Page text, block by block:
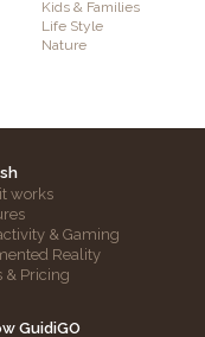
Kids & Families
Life Style
Nature
works
& Gaming
Reality
& Pricing
GuidiGO